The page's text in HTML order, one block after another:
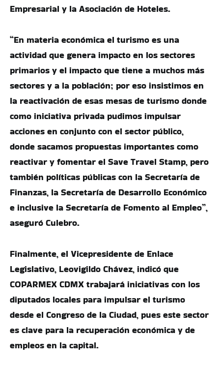
Empresarial y la Asociación de Hoteles.
“En materia económica el turismo es una
actividad que genera impacto en los sectores
primarios y el impacto que tiene a muchos más
sectores y a la población; por eso insistimos en
la reactivación de esas mesas de turismo donde
como iniciativa privada pudimos impulsar
acciones en conjunto con el sector público,
donde sacamos propuestas importantes como
reactivar y fomentar el Save Travel Stamp, pero
también políticas públicas con la Secretaría de
Finanzas, la Secretaría de Desarrollo Económico
e inclusive la Secretaría de Fomento al Empleo”,
aseguró Culebro.
Finalmente, el Vicepresidente de Enlace
Legislativo, Leovigildo Chávez, indicó que
COPARMEX CDMX trabajará iniciativas con los
diputados locales para impulsar el turismo
desde el Congreso de la Ciudad, pues este sector
es clave para la recuperación económica y de
empleos en la capital.